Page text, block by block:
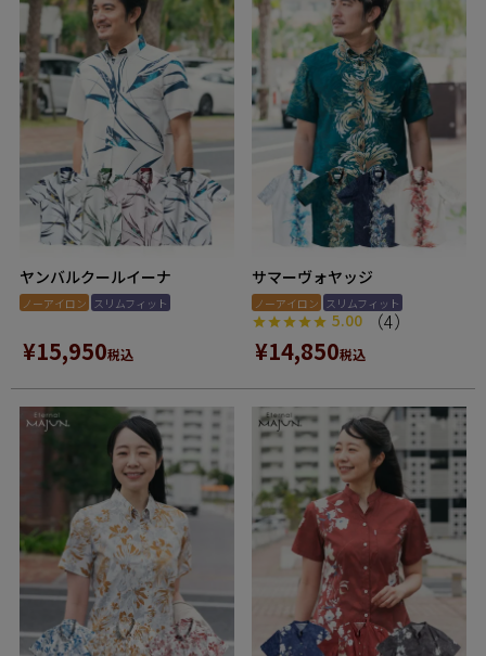
ヤンバルクールイーナ
ノーアイロン スリムフィット
¥15,950税込
サマーヴォヤッジ
ノーアイロン スリムフィット
5.00 （4）
¥14,850税込